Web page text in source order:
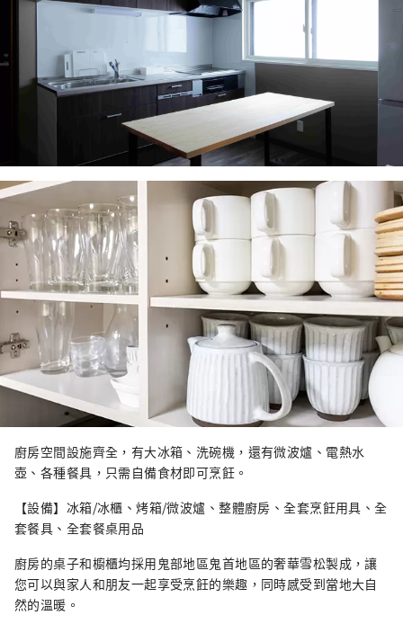
廚房空間設施齊全，有大冰箱、洗碗機，還有微波爐、電熱水
壺、各種餐具，只需自備食材即可烹飪。
【設備】冰箱/冰櫃、烤箱/微波爐、整體廚房、全套烹飪用具、全
套餐具、全套餐桌用品
廚房的桌子和櫥櫃均採用鬼部地區鬼首地區的奢華雪松製成，讓
您可以與家人和朋友一起享受烹飪的樂趣，同時感受到當地大自
然的溫暖。